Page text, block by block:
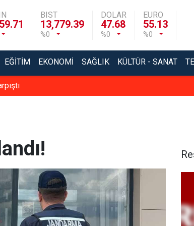
BIST
13,779.39
%0
DOLAR
47.68
%0
EURO
55.13
%0
EĞITIM EKONOMI SAĞLIK KÜLTÜR - SANAT